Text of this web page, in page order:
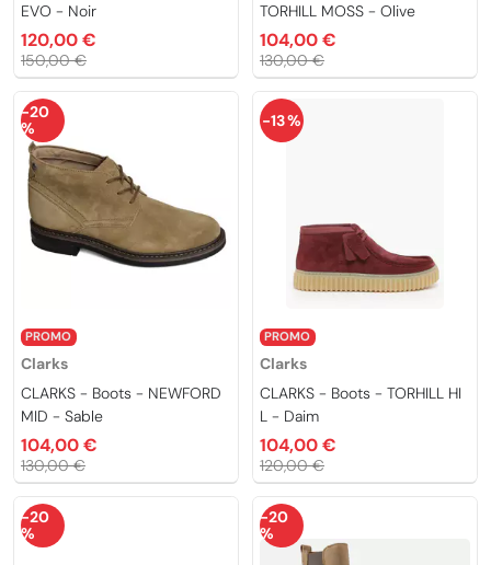
EVO - Noir
120,00 €
150,00 €
TORHILL MOSS - Olive
104,00 €
130,00 €
PROMO
Clarks
CLARKS - Boots - NEWFORD
MID - Sable
104,00 €
130,00 €
-20
%
PROMO
Clarks
CLARKS - Boots - TORHILL HI
L - Daim
104,00 €
120,00 €
-13 %
-20
%
-20
%